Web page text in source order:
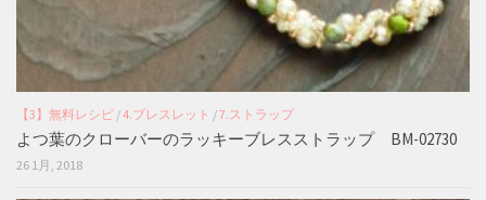
【3】無料レシピ /4.ブレスレット /7.ストラップ
よつ葉のクローバーのラッキーブレスストラップ BM-02730
26 1月, 2018